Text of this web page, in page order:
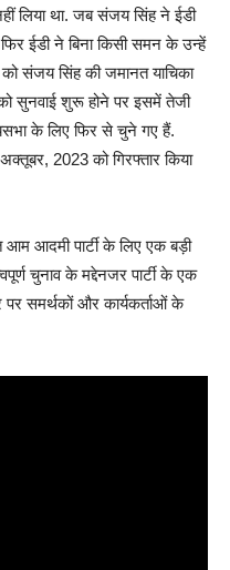
लिया था. जब संजय सिंह ने ईडी
ईडी ने बिना किसी समन के उन्हें
को संजय सिंह की जमानत याचिका
सुनवाई शुरू होने पर इसमें तेजी
के लिए फिर से चुने गए हैं.
2023 को गिरफ्तार किया
आदमी पार्टी के लिए एक बड़ी
चुनाव के मद्देनजर पार्टी के एक
पर समर्थकों और कार्यकर्ताओं के